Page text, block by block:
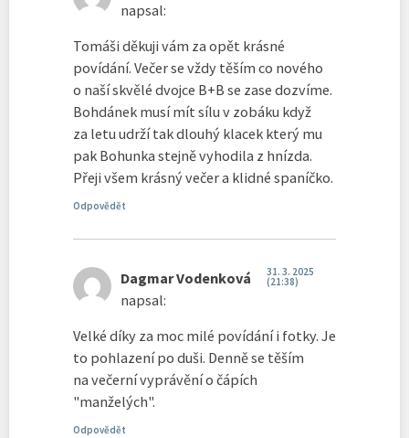
napsal:
Tomáši děkuji vám za opět krásné
povídání. Večer se vždy těším co nového
o naší skvělé dvojce B+B se zase dozvíme.
Bohdánek musí mít sílu v zobáku když
za letu udrží tak dlouhý klacek který mu
pak Bohunka stejně vyhodila z hnízda.
Přeji všem krásný večer a klidné spaníčko.
Odpovědět
Dagmar Vodenková
napsal:
31. 3. 2025
(21:38)
Velké díky za moc milé povídání i fotky. Je
to pohlazení po duši. Denně se těším
na večerní vyprávění o čápích
"manželých".
Odpovědět